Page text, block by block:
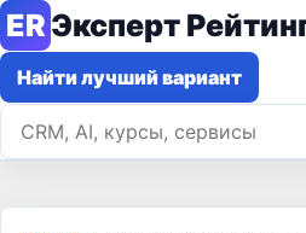
ERЭксперт
Найти лучший вариант